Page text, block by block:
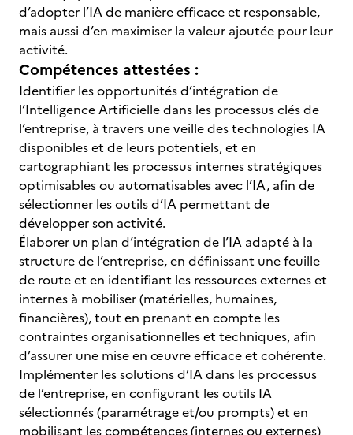
d’adopter l’IA de manière efficace et responsable,
mais aussi d’en maximiser la valeur ajoutée pour leur
activité.
Compétences attestées :
Identifier les opportunités d’intégration de
l’Intelligence Artificielle dans les processus clés de
l’entreprise, à travers une veille des technologies IA
disponibles et de leurs potentiels, et en
cartographiant les processus internes stratégiques
optimisables ou automatisables avec l’IA, afin de
sélectionner les outils d’IA permettant de
développer son activité.
Élaborer un plan d’intégration de l’IA adapté à la
structure de l’entreprise, en définissant une feuille
de route et en identifiant les ressources externes et
internes à mobiliser (matérielles, humaines,
financières), tout en prenant en compte les
contraintes organisationnelles et techniques, afin
d’assurer une mise en œuvre efficace et cohérente.
Implémenter les solutions d’IA dans les processus
de l’entreprise, en configurant les outils IA
sélectionnés (paramétrage et/ou prompts) et en
mobilisant les compétences (internes ou externes)